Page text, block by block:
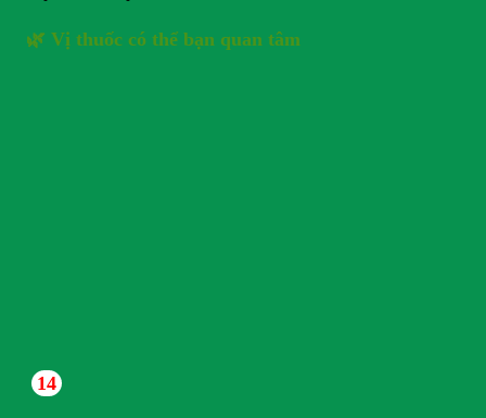
🌿 Vị thuốc có thể bạn quan tâm
14